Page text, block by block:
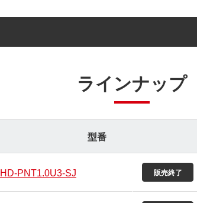
ラインナップ
型番
HD-PNT1.0U3-SJ